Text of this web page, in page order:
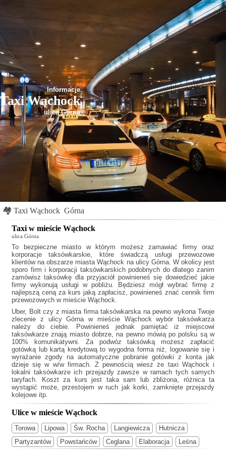
Informacje
Taxi Wąchock
ulica Górna
🏘 Taxi Wąchock Górna
Taxi w mieście Wąchock
ulica Górna
To bezpieczne miasto w którym możesz zamawiać firmy oraz
korporacje taksówkarskie, które świadczą usługi przewozowe
klientów na obszarze miasta Wąchock na ulicy Górna. W okolicy jest
sporo firm i korporacji taksówkarskich podobnych dodlatego zanim
zamówisz taksówkę dla przyjaciół powinieneś się dowiedzieć jakie
firmy wykonują usługi w pobliżu. Będziesz mógł wybrać firmę z
najlepszą ceną za kurs jaką zapłacisz, powinieneś znać cennik firm
przewozowych w mieście Wąchock.
Uber, Bolt czy z miasta firma taksówkarska na pewno wykona Twoje
zlecenie z ulicy Górna w mieście Wąchock wybór taksówkarza
należy do ciebie. Powinieneś jednak pamiętać iż miejscowi
taksówkarze znają miasto dobrze, na pewno mówią po polsku są w
100% komunikatywni. Za podwóz taksówką możesz zapłacić
gotówką lub kartą kredytową to wygodna forma niż, logowanie się i
wyrażanie zgody na automatyczne pobranie gotówki z konta jak
dzieje się w w/w firmach. Z pewnością wiesz że taxi Wąchocki
lokalni taksówkarze ich przejazdy zawsze w ramach tych samych
taryfach. Koszt za kurs jest taka sam lub zbliżona, różnica ta
wystąpić może, przestojem w ruch jak korki, zamknięte przejazdy
kolejowe itp.
Ulice w mieście Wąchock
Torowa Lipowa Św. Rocha Langiewicza
Hutnicza
Partyzantów
Powstańców Ceglana Elaboracja Leśna